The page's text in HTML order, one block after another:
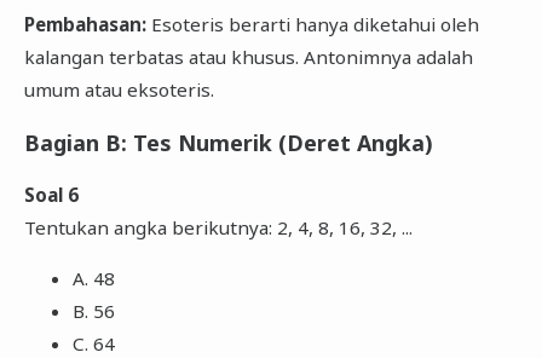
Pembahasan:Esoteris berarti hanya diketahui oleh
kalangan terbatas atau khusus. Antonimnya adalah
umum atau eksoteris.
Bagian B: Tes Numerik (Deret Angka)
Soal 6
Tentukan angka berikutnya: 2, 4, 8, 16, 32, ...
A. 48
B. 56
C. 64